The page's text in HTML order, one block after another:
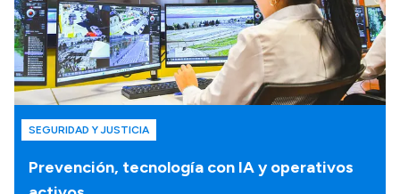
Prevención, tecnología con IA y operativos
SEGURIDAD Y JUSTICIA